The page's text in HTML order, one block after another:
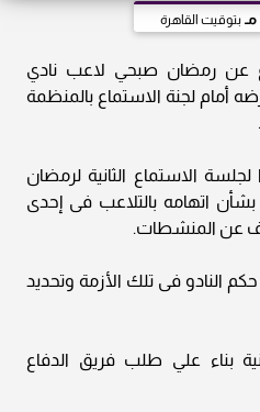
بتوقيت القاهرة
عن رمضان صبحي لاعب نادي
أمام لجنة الاستماع بالمنظمة
الاستماع الثانية لرمضان
اتهامه بالتلاعب فى إحدى
عن المنشطات.
النادو فى تلك الأزمة وتحديد
بناء علي طلب فريق الدفاع